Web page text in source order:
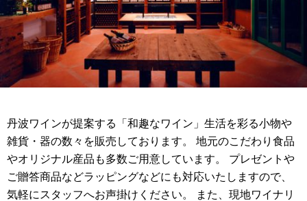
丹波ワインが提案する「和趣なワイン」生活を彩る小物や
雑貨・器の数々を販売しております。 地元のこだわり食品
やオリジナル産品も多数ご用意しています。 プレゼントや
ご贈答商品などラッピングなどにも対応いたしますので、
気軽にスタッフへお声掛けください。 また、現地ワイナリ